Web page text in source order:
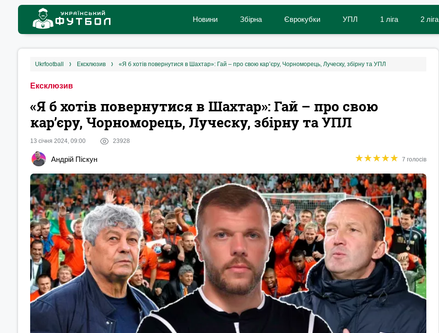
Новини Збірна Єврокубки УПЛ 1 ліга 2 ліга
ukrfootball ексклюзив «Я б хотів повернутися в Шахтар»: Гай – про свою кар’єру, Чорноморець, Луческу, збірну та УПЛ
Ексклюзив
«Я б хотів повернутися в Шахтар»: Гай – про свою
кар’єру, Чорноморець, Луческу, збірну та УПЛ
13 січня 2024, 09:00 23928
Андрій Піскун ★★★★★
★★★★★ 7 голосів